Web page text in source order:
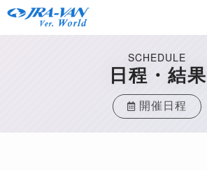
SCHEDULE
日程・結果
開催日程